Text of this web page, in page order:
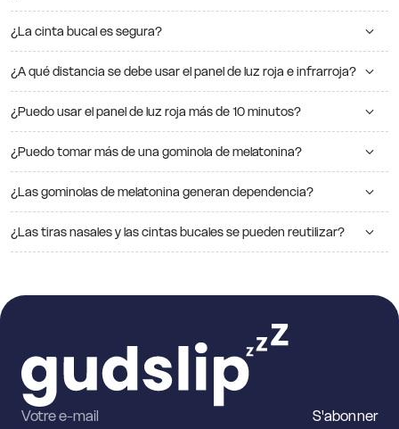
¿La cinta bucal es segura?
¿A qué distancia se debe usar el panel de luz roja e infrarroja?
¿Puedo usar el panel de luz roja más de 10 minutos?
¿Puedo tomar más de una gominola de melatonina?
¿Las gominolas de melatonina generan dependencia?
¿Las tiras nasales y las cintas bucales se pueden reutilizar?
S'abonner